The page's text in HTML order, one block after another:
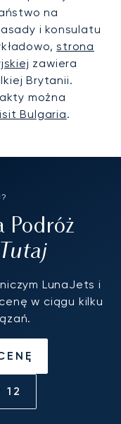
na
i konsulatu
strona
zawiera
Brytanii.
można
Bulgaria.
Podróż
LunaJets i
w ciągu kilku
12